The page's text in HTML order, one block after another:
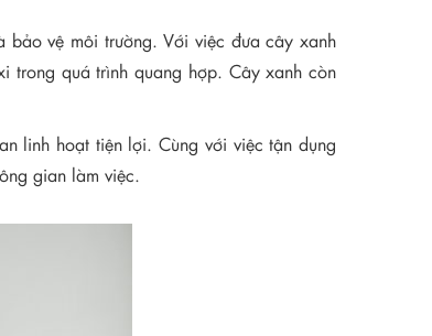
bảo vệ môi trường. Với việc đưa cây xanh
trong quá trình quang hợp. Cây xanh còn
linh hoạt tiện lợi. Cùng với việc tận dụng
gian làm việc.